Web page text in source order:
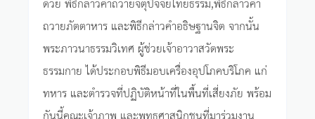
ถวายภัตตาหาร และพิธีกล่าวคำอธิษฐานจิต จากนั้น
พระภาวนาธรรมวิเทศ ผู้ช่วยเจ้าอาวาสวัดพระ
ธรรมกาย ได้ประกอบพิธีมอบเครื่องอุปโภคบริโภค แก่
ทหาร และตำรวจที่ปฏิบัติหน้าที่ในพื้นที่เสี่ยงภัย พร้อม
กันนี้คณะเจ้าภาพ และพุทธศาสนิกชนที่มาร่วมงาน